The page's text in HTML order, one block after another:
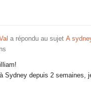
a répondu au sujet A
Sydney depuis 2 semaines,